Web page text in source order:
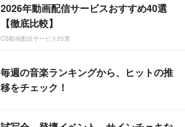
2026年動画配信サービスおすすめ40選
【徹底比較】
CS動画配信サービス20選
毎週の音楽ランキングから、ヒットの推
移をチェック！